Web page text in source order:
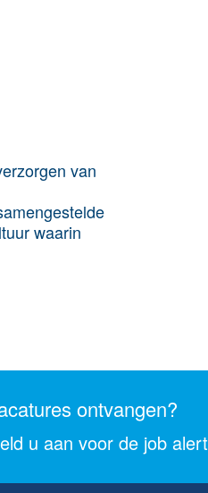
van
waarin
ontvangen?
u aan voor de job alert